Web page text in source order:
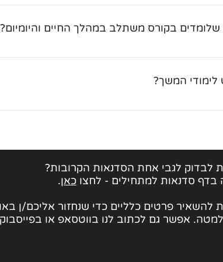
מי שמגיע מגיע עם ניסיון מועט או בלי ניסיון או
בקורס משתלב במהלך החיים והיומיום?
אנחנו משלבים תרגילים והתנסויות שאפשר
המשך?
מיינדפולנס בודהיזם והמוח, ישנה אפשרות
הקורס ממשיכים ומצטרפים לקבוצות תרגול משותפות
למתקדמים משמעותיות מאוד למשתתפים ורבים
לבדוק לגבי אחת הסדנאות הקרובות?
בדף סדנאות למתחילים - לחצו כאן.
להשאיר פרטים כלליים כדי שנחזור אליכם/ן
אפשר גם לכתוב לנו בווטסאפ או